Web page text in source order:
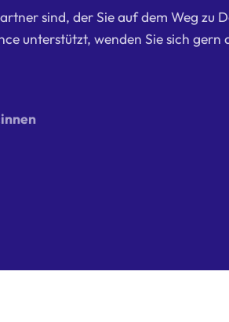
sind, der Sie auf dem Weg zu
unterstützt, wenden Sie sich gern